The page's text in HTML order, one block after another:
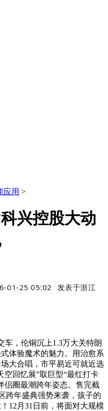
应用 >
兴控股大动
01-25 05:02 发表于浙江
，伦铜沉上1.3万大关特朗
体验魔术的魅力。用治愈系
大合唱，市平易近可就近选
空回忆展”取巨型“最红打卡
侣圈最潮跨年姿态。售完截
跨年盛典强势来袭，孩子的
12月31日前，将面对大规模